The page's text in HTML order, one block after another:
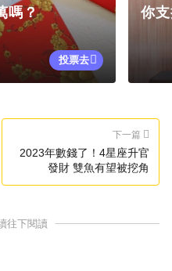
嗎？
投票去
你
下一篇
2023年數錢了！4星座升官
發財 雙魚有望被挖角
往下閱讀